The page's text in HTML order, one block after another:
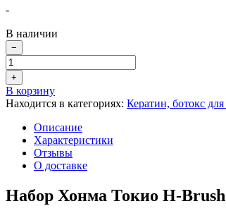
-
В наличии
−
+
В корзину
Находится в категориях: Кератин, ботокс
Описание
Характеристики
Отзывы
О доставке
Набор Хонма Токио H-